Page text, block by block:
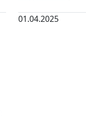
01.04.2025